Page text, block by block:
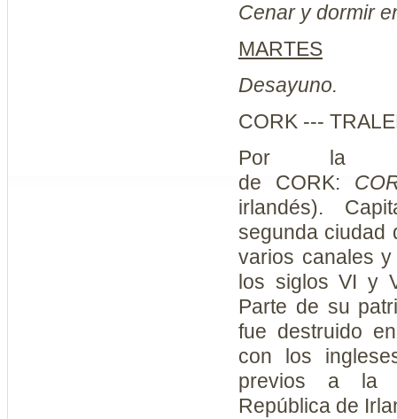
Cenar y dormir
MARTES
Desayuno.
CORK ---
Por la
de CORK:
irlandés).
segunda ciudad
varios canales
los siglos VI y
Parte de su
fue destruido
con los
previos a la
República de